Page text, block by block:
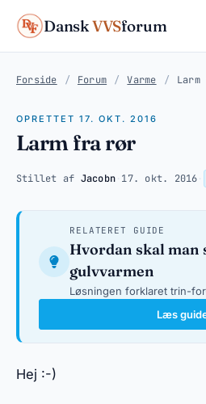
DanskVVSforum
Forside / Forum / Varme /
OPRETTET 17. OKT. 2016
Larm fra rør
Stillet af Jacobn 17. okt. 2016
RELATERET GUIDE
Hvordan skal man
gulvvarmen
Løsningen forklaret trin-
Læs
Hej :-)